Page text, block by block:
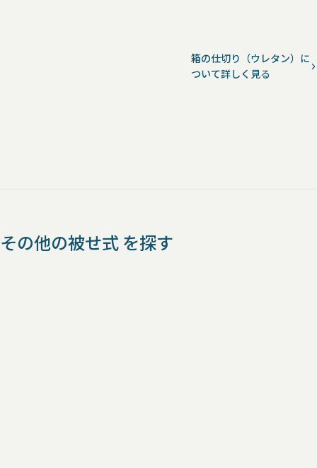
箱の仕切り（ウレタン）に
ついて詳しく見る
その他の被せ式 を探す